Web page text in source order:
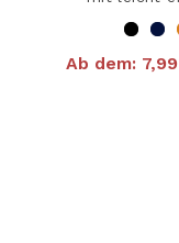
Ab dem: